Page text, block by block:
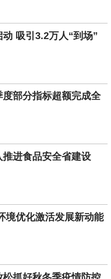
吸引3.2万人“到场”
部分指标超额完成全
进食品安全省建设
境优化激活发展新动能